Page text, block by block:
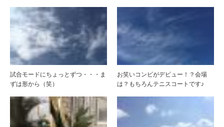
試合モードにちょっとずつ・・・ま
ずは形から（笑）
お笑いコンビがデビュー！？会場
は？もちろんテニスコートです♪